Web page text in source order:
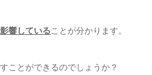
響している ことが分かります。
ことができるのでしょうか？